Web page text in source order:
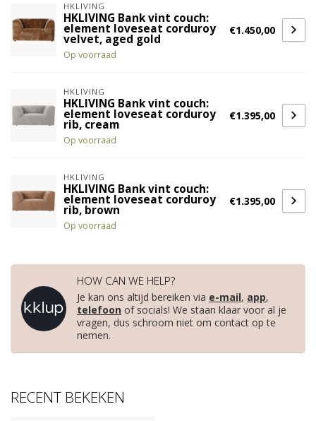
HKLIVING
HKLIVING Bank vint couch:
element loveseat corduroy
velvet, aged gold
Op voorraad
€1.450,00
HKLIVING
HKLIVING Bank vint couch:
element loveseat corduroy
rib, cream
Op voorraad
€1.395,00
HKLIVING
HKLIVING Bank vint couch:
element loveseat corduroy
rib, brown
Op voorraad
€1.395,00
HOW CAN WE HELP?
Je kan ons altijd bereiken via e-mail, app,
telefoon of socials! We staan klaar voor al je
vragen, dus schroom niet om contact op te
nemen.
RECENT BEKEKEN